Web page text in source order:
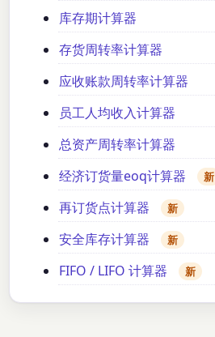
库存期计算器
存货周转率计算器
应收账款周转率计算器
员工人均收入计算器
总资产周转率计算器
经济订货量eoq计算器
新
再订货点计算器 新
安全库存计算器 新
FIFO / LIFO 计算器 新